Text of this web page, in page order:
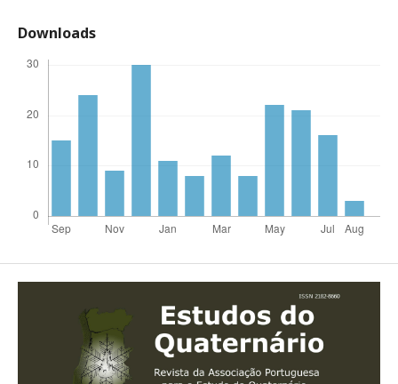
Downloads